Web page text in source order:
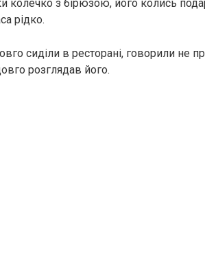
колечко з бірюзою, його колись
рідко.
сиділи в ресторані, говорили не
розглядав його.